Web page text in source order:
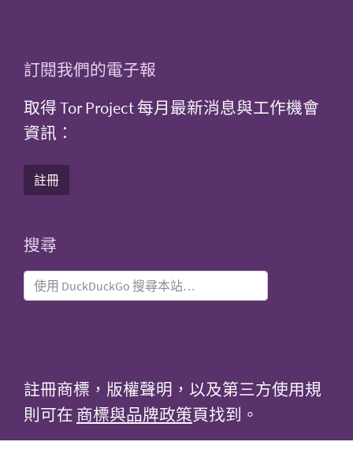
訂閱我們的電子報
取得 Tor Project 每月最新消息與工作機會
資訊：
註冊
搜尋
註冊商標，版權聲明，以及第三方使用規
則可在 商標與品牌政策頁找到。